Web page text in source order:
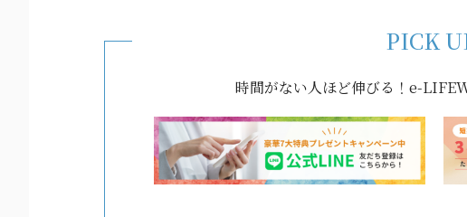
PICK
時間がない人ほど伸びる！e-